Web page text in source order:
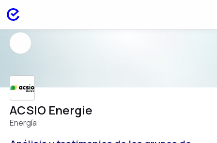
ACSIO Energie
Energía